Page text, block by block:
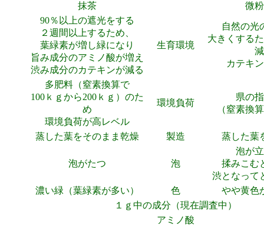
抹茶
微
90％以上の遮光をする
２週間以上するため、
葉緑素が増し緑になり
旨み成分のアミノ酸が増え
渋み成分のカテキンが減る
生育環境
自然の光
大きくする
カテキ
多肥料（窒素換算で
100ｋｇから200ｋｇ）のた
め
環境負荷が高レベル
環境負荷
県の
（窒素換
蒸した葉をそのまま乾燥 製造 蒸した葉
泡がたつ 泡
泡が
揉みこむ
渋となって
濃い緑（葉緑素が多い）
色
やや黄色
１ｇ中の成分（現在調査中）
アミノ酸